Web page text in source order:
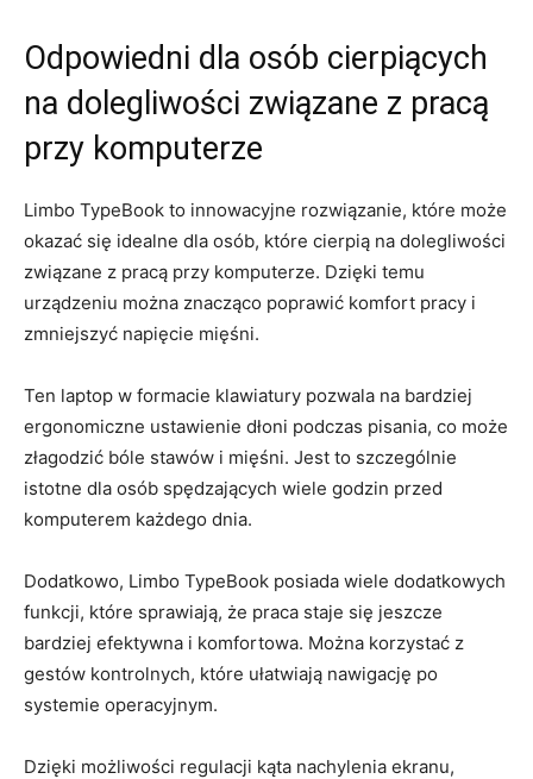
Odpowiedni dla ⁤osób cierpiących
na​ dolegliwości ⁣związane z pracą
⁤przy komputerze
Limbo TypeBook ⁤to innowacyjne rozwiązanie, które może
okazać się⁣ idealne dla osób, ‌które​ cierpią na dolegliwości
⁤związane z⁣ pracą przy ⁢komputerze. Dzięki temu⁢
urządzeniu można znacząco poprawić ⁢komfort‍ pracy ​i
zmniejszyć napięcie⁣ mięśni.
Ten ⁢laptop w ​formacie ‌klawiatury pozwala​ na‌ bardziej
ergonomiczne ustawienie dłoni podczas pisania, co może
złagodzić bóle stawów ‍i mięśni. Jest to szczególnie
istotne dla osób spędzających wiele godzin przed
⁤komputerem każdego⁢ dnia.
Dodatkowo, Limbo TypeBook posiada wiele dodatkowych
funkcji, ⁢które sprawiają, ⁢że praca staje się⁢ jeszcze
bardziej efektywna⁣ i komfortowa. Można korzystać ⁤z
gestów ⁤kontrolnych, ⁣które ⁣ułatwiają nawigację⁢ po
systemie operacyjnym.
Dzięki możliwości regulacji​ kąta nachylenia‌ ekranu,